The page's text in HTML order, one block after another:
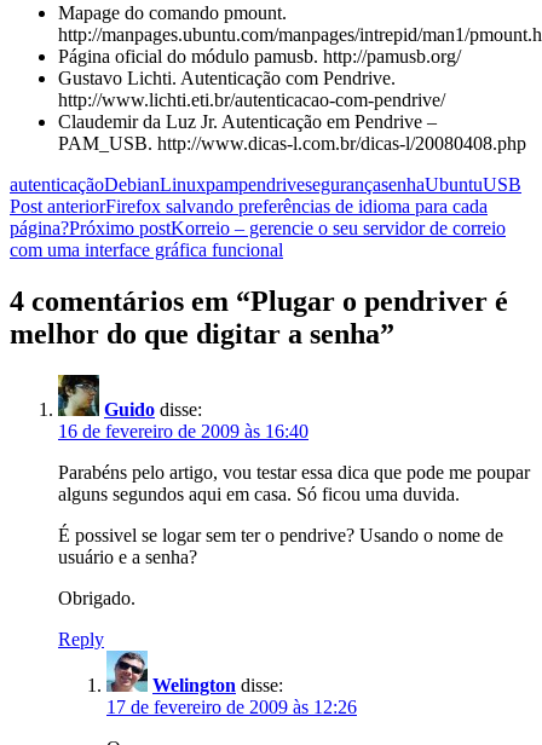
Mapage do comando pmount.
http://manpages.ubuntu.com/manpages/intrepid/man1/
Página oficial do módulo pamusb. http://pamusb.org/
Gustavo Lichti. Autenticação com Pendrive.
http://www.lichti.eti.br/autenticacao-com-pendrive/
Claudemir da Luz Jr. Autenticação em Pendrive –
PAM_USB. http://www.dicas-l.com.br/dicas-l/20080408.php
autenticaçãoDebianLinuxpampendrivesegurançasenhaUbuntuUSB
Navegação
de
Post anteriorFirefox salvando preferências de idioma para cada
página?Próximo postKorreio – gerencie o seu servidor de correio
com uma interface gráfica funcional
4 comentários em “Plugar o pendriver é
melhor do que digitar a senha”
Guido disse:
16 de fevereiro de 2009 às 16:40
Parabéns pelo artigo, vou testar essa dica que pode me poupar
alguns segundos aqui em casa. Só ficou uma duvida.
É possivel se logar sem ter o pendrive? Usando o nome de
usuário e a senha?
Obrigado.
Reply
Welington disse:
17 de fevereiro de 2009 às 12:26